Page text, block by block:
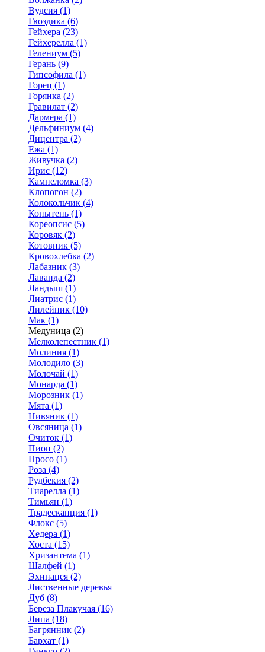
Вудсия (1)
Гвоздика (6)
Гейхера (23)
Гейхерелла (1)
Гелениум (5)
Герань (9)
Гипсофила (1)
Горец (1)
Горянка (2)
Гравилат (2)
Дармера (1)
Дельфиниум (4)
Дицентра (2)
Ежа (1)
Живучка (2)
Ирис (12)
Камнеломка (3)
Клопогон (2)
Колокольчик (4)
Копытень (1)
Кореопсис (5)
Коровяк (2)
Котовник (5)
Кровохлебка (2)
Лабазник (3)
Лаванда (2)
Ландыш (1)
Лиатрис (1)
Лилейник (10)
Мак (1)
Медуница (2)
Мелколепестник (1)
Молиния (1)
Молодило (3)
Молочай (1)
Монарда (1)
Морозник (1)
Мята (1)
Нивяник (1)
Овсяница (1)
Очиток (1)
Пион (2)
Просо (1)
Роза (4)
Рудбекия (2)
Тиарелла (1)
Тимьян (1)
Традесканция (1)
Флокс (5)
Хедера (1)
Хоста (15)
Хризантема (1)
Шалфей (1)
Эхинацея (2)
Лиственные деревья
Дуб (8)
Береза Плакучая (16)
Липа (18)
Багрянник (2)
Бархат (1)